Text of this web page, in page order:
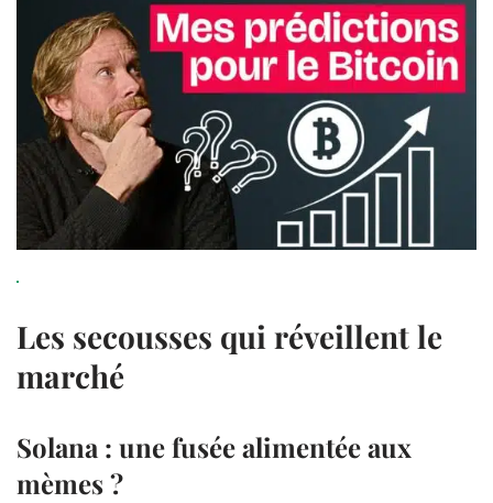
Les secousses qui réveillent le
marché
Solana : une fusée alimentée aux
mèmes?